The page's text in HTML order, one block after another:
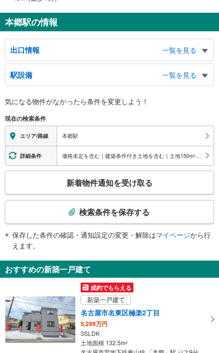
本郷駅の情報
出口情報
一覧を見る
１出口
名東区役所、名東保健所、上社郵便局、上社小学校、上社コミュニティセンタ
ー、名東土木事務所、東名ハイウェイバスのりば、本郷１・２丁目、上社２・
３・５丁目、藤森１・２丁目、社が丘１・２丁目
２出口
市バス １−３番のりば（市バスターミナル）、本郷小学校、本郷コミュニテ
ィセンター、岐阜銀行、タクシーのりば、本郷１−３丁目、姫若町
駅設備
一覧を見る
※段差なしでの移動経路
地上⇔改札⇔ホーム：○
エレベータ
・各ホーム⇔東改札
エスカレータ
・各ホーム⇔東改札
・２番出口
・東改札⇔２番出口
その他
・ＡＥＤ
気になる物件がなかったら条件を変更しよう！
現在の検索条件
エリア/路線 本郷駅
詳細条件 価格未定を含む｜建築条件付き土地を含む｜土地150m2 以上
検
知
を
け
取
る
・
条
新着物件通知を受け取る
検索条件を保存する
保存した条件の確認・通知設定の変更・解除はマイページから行
えます。
おすすめの新築一戸建て
成約でもらえる
新築一戸建て
名古屋市名東区極楽2丁目
5,299万円
3SLDK
土地面積 132.5m2